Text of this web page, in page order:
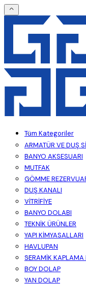
Tüm Kategoriler
ARMATÜR VE DUŞ
BANYO AKSESUARI
MUTFAK
GÖMME
DUŞ KANALI
VİTRİFİYE
BANYO DOLABI
TEKNİK ÜRÜNLER
YAPI KİMYASALLARI
HAVLUPAN
SERAMİK KAPLAMA
BOY DOLAP
YAN DOLAP